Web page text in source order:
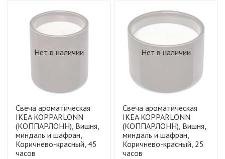
Нет в наличии
Свеча ароматическая
IKEA KOPPARLONN
(КОППАРЛОНН), Вишня,
миндаль и шафран,
Коричнево-красный, 45
часов
Нет в наличии
Свеча ароматическая
IKEA KOPPARLONN
(КОППАРЛОНН), Вишня,
миндаль и шафран,
Коричнево-красный, 25
часов